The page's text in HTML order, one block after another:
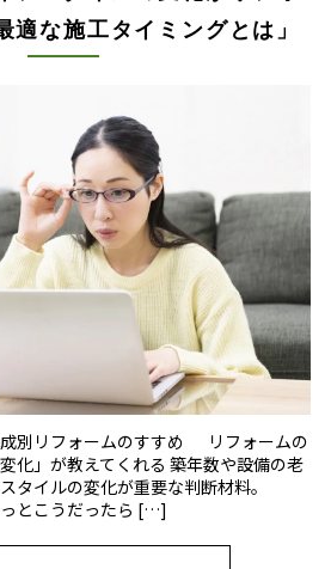
な施工タイミングとは」
別リフォームのすすめ リフォームの
化」が教えてくれる 築年数や設備の老
タイルの変化が重要な判断材料。
っとこうだったら […]